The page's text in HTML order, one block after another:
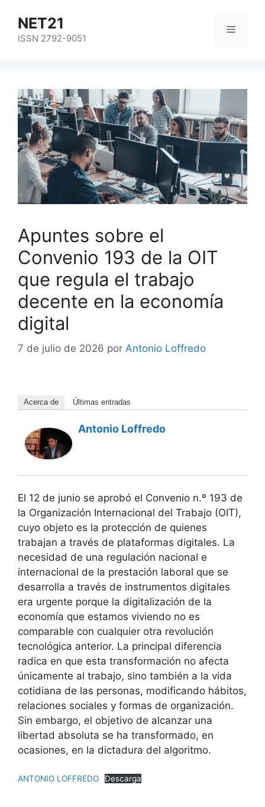
NET21
ISSN 2792-9051
Apuntes sobre el
Convenio 193 de la OIT
que regula el trabajo
decente en la economía
digital
7 de julio de 2026 por Antonio Loffredo
Acerca de Últimas entradas
Antonio Loffredo
El 12 de junio se aprobó el Convenio n.º 193 de
la Organización Internacional del Trabajo (OIT),
cuyo objeto es la protección de quienes
trabajan a través de plataformas digitales. La
necesidad de una regulación nacional e
internacional de la prestación laboral que se
desarrolla a través de instrumentos digitales
era urgente porque la digitalización de la
economía que estamos viviendo no es
comparable con cualquier otra revolución
tecnológica anterior. La principal diferencia
radica en que esta transformación no afecta
únicamente al trabajo, sino también a la vida
cotidiana de las personas, modificando hábitos,
relaciones sociales y formas de organización.
Sin embargo, el objetivo de alcanzar una
libertad absoluta se ha transformado, en
ocasiones, en la dictadura del algoritmo.
ANTONIO LOFFREDO Descarga